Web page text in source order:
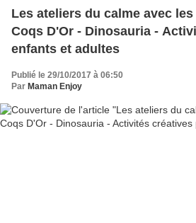
Les ateliers du calme avec
Coqs D'Or - Dinosauria -
enfants et adultes
Publié le 29/10/2017 à 06:50
Par Maman Enjoy